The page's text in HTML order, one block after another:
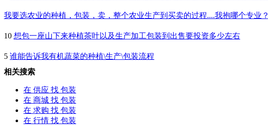
我要选农业的种植， 包装 ，卖，整个农业生产到买卖的过程....我抱哪个专业？
10 想包一座山下来种植茶叶以及生产加工包装到出售要投资多少左右
5 谁能告诉我有机蔬菜的种植\生产\包装流程
相关搜索
在 供应 找 包装
在 商城 找 包装
在 求购 找 包装
在 行情 找 包装